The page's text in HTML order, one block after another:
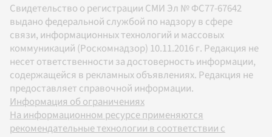
Свидетельство о регистрации СМИ Эл № ФС77-67642
выдано федеральной службой по надзору в сфере
связи, информационных технологий и массовых
коммуникаций (Роскомнадзор) 10.11.2016 г. Редакция не
несет ответственности за достоверность информации,
содержащейся в рекламных объявлениях. Редакция не
предоставляет справочной информации.
Информация об ограничениях
На информационном ресурсе применяются
рекомендательные технологии в соответствии с